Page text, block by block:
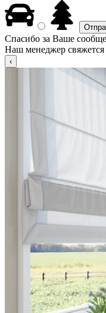
Спасибо за Ваше
Наш менеджер